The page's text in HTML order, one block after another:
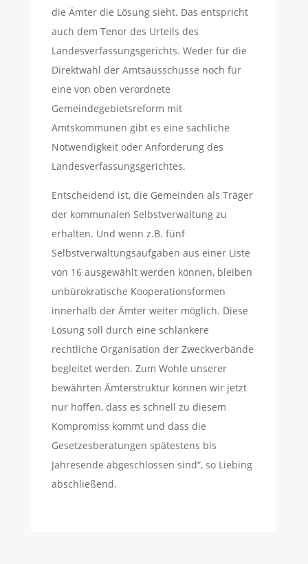
die Ämter die Lösung sieht. Das entspricht
auch dem Tenor des Urteils des
Landesverfassungsgerichts. Weder für die
Direktwahl der Amtsausschüsse noch für
eine von oben verordnete
Gemeindegebietsreform mit
Amtskommunen gibt es eine sachliche
Notwendigkeit oder Anforderung des
Landesverfassungsgerichtes.
Entscheidend ist, die Gemeinden als Träger
der kommunalen Selbstverwaltung zu
erhalten. Und wenn z.B. fünf
Selbstverwaltungsaufgaben aus einer Liste
von 16 ausgewählt werden können, bleiben
unbürokratische Kooperationsformen
innerhalb der Ämter weiter möglich. Diese
Lösung soll durch eine schlankere
rechtliche Organisation der Zweckverbände
begleitet werden. Zum Wohle unserer
bewährten Ämterstruktur können wir jetzt
nur hoffen, dass es schnell zu diesem
Kompromiss kommt und dass die
Gesetzesberatungen spätestens bis
Jahresende abgeschlossen sind“, so Liebing
abschließend.